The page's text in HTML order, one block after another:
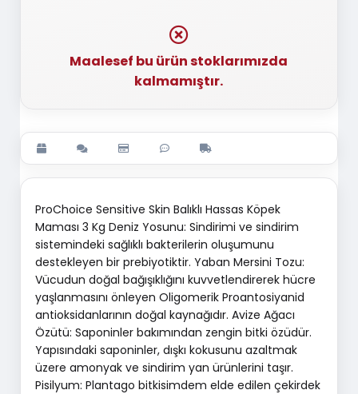
Maalesef bu ürün stoklarımızda
kalmamıştır.
ProChoice Sensitive Skin Balıklı Hassas Köpek
Maması 3 Kg Deniz Yosunu: Sindirimi ve sindirim
sistemindeki sağlıklı bakterilerin oluşumunu
destekleyen bir prebiyotiktir. Yaban Mersini Tozu:
Vücudun doğal bağışıklığını kuvvetlendirerek hücre
yaşlanmasını önleyen Oligomerik Proantosiyanid
antioksidanlarının doğal kaynağıdır. Avize Ağacı
Özütü: Saponinler bakımından zengin bitki özüdür.
Yapısındaki saponinler, dışkı kokusunu azaltmak
üzere amonyak ve sindirim yan ürünlerini taşır.
Pisilyum: Plantago bitkisimdem elde edilen çekirdek